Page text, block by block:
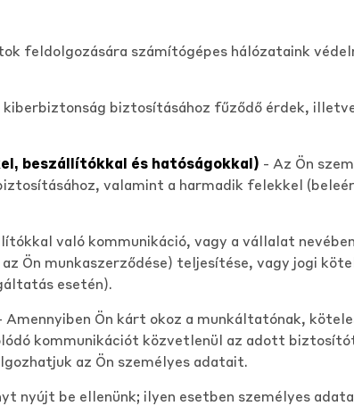
feldolgozására számítógépes hálózataink
kiberbiztonság biztosításához fűződő érdek,
beszállítókkal és hatóságokkal) - Az Ön
valamint a harmadik felekkel
való kommunikáció, vagy a vállalat
Ön munkaszerződése) teljesítése, vagy jogi
esetén).
Amennyiben Ön kárt okoz a munkáltatónak,
kommunikációt közvetlenül az adott
az Ön személyes adatait.
nyújt be ellenünk; ilyen esetben személyes